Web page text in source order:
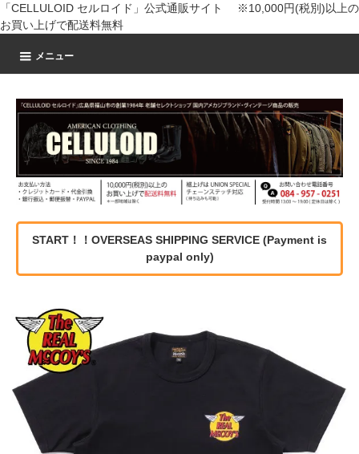
「CELLULOID セルロイド」公式通販サイト ※10,000円(税別)以上の
お買い上げで配送料無料
メニュー
START！！OVERSEAS SHIPPING SERVICE (Payment is
paypal only)